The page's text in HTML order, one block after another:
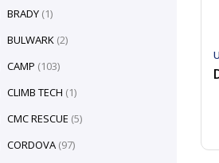
BRADY (1)
BULWARK (2)
CAMP (103)
CLIMB TECH (1)
CMC RESCUE (5)
CORDOVA (97)